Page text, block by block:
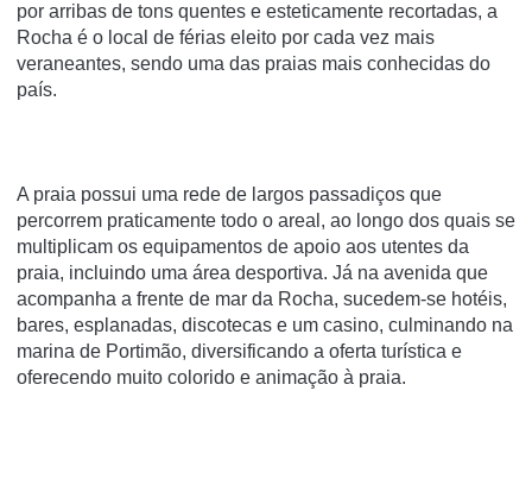
por arribas de tons quentes e esteticamente recortadas, a
Rocha é o local de férias eleito por cada vez mais
veraneantes, sendo uma das praias mais conhecidas do
país.
A praia possui uma rede de largos passadiços que
percorrem praticamente todo o areal, ao longo dos quais se
multiplicam os equipamentos de apoio aos utentes da
praia, incluindo uma área desportiva. Já na avenida que
acompanha a frente de mar da Rocha, sucedem-se hotéis,
bares, esplanadas, discotecas e um casino, culminando na
marina de Portimão, diversificando a oferta turística e
oferecendo muito colorido e animação à praia.